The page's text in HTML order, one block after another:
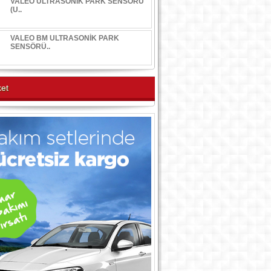
(U..
VALEO BM ULTRASONİK PARK
SENSÖRÜ..